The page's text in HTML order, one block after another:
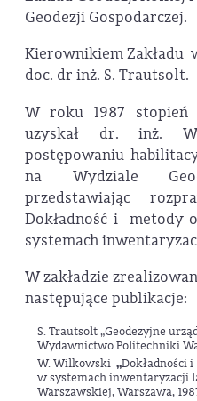
Geodezji Gospodarczej.
Kierownikiem Zakładu
doc. dr inż. S. Trautsolt.
W roku 1987 stopień
uzyskał dr. inż.
postępowaniu
na Wydziale
przedstawiając
Dokładność i metody
systemach
W zakładzie
następujące publikacje:
S. Trautsolt „Geodezyjne
Wydawnictwo Politechniki
W. Wilkowski „Dokładności
w systemach inwentaryzacji
Warszawskiej, Warszawa,